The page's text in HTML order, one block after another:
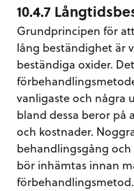
10.4.7
Grundprincipen för
lång beständighet är
beständiga oxider.
vanligaste och några
bland dessa beror på
och kostnader.
behandlingsgång
bör inhämtas innan
förbehandlingsmetod.